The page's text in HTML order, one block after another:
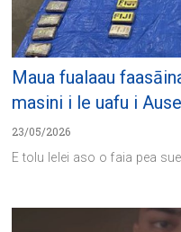
Maua fualaau
masini i le uafu i
23/05/2026
E tolu lelei aso o faia pea